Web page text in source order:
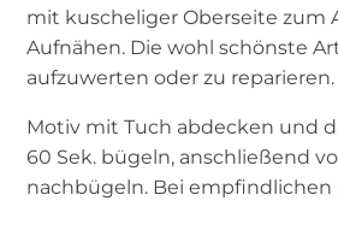
mit kuscheliger Oberseite zum
Aufnähen. Die wohl schönste
aufzuwerten oder zu reparieren.
Motiv mit Tuch abdecken und
60 Sek. bügeln, anschließend
nachbügeln. Bei empfindlichen